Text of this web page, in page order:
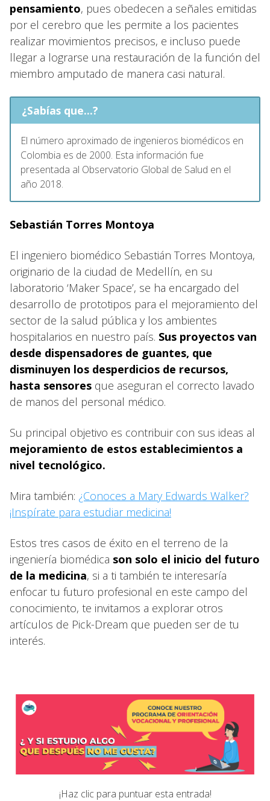
pensamiento, pues obedecen a señales emitidas
por el cerebro que les permite a los pacientes
realizar movimientos precisos, e incluso puede
llegar a lograrse una restauración de la función del
miembro amputado de manera casi natural.
¿Sabías que...?
El número aproximado de ingenieros biomédicos en
Colombia es de 2000. Esta información fue
presentada al Observatorio Global de Salud en el
año 2018.
Sebastián Torres Montoya
El ingeniero biomédico Sebastián Torres Montoya,
originario de la ciudad de Medellín, en su
laboratorio ‘Maker Space’, se ha encargado del
desarrollo de prototipos para el mejoramiento del
sector de la salud pública y los ambientes
hospitalarios en nuestro país. Sus proyectos van
desde dispensadores de guantes, que
disminuyen los desperdicios de recursos,
hasta sensores que aseguran el correcto lavado
de manos del personal médico.
Su principal objetivo es contribuir con sus ideas al
mejoramiento de estos establecimientos a
nivel tecnológico.
Mira también: ¿Conoces a Mary Edwards Walker?
¡Inspírate para estudiar medicina!
Estos tres casos de éxito en el terreno de la
ingeniería biomédica son solo el inicio del futuro
de la medicina, si a ti también te interesaría
enfocar tu futuro profesional en este campo del
conocimiento, te invitamos a explorar otros
artículos de Pick-Dream que pueden ser de tu
interés.
¡Haz clic para puntuar esta entrada!